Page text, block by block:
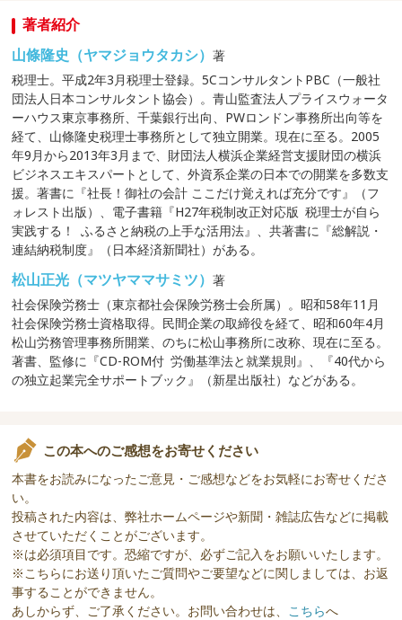
著者紹介
山條隆史（ヤマジョウタカシ）著
税理士。平成2年3月税理士登録。5CコンサルタントPBC（一般社
団法人日本コンサルタント協会）。青山監査法人プライスウォータ
ーハウス東京事務所、千葉銀行出向、PWロンドン事務所出向等を
経て、山條隆史税理士事務所として独立開業。現在に至る。2005
年9月から2013年3月まで、財団法人横浜企業経営支援財団の横浜
ビジネスエキスパートとして、外資系企業の日本での開業を多数支
援。著書に『社長！御社の会計 ここだけ覚えれば充分です』（フ
ォレスト出版）、電子書籍『H27年税制改正対応版 税理士が自ら
実践する！ ふるさと納税の上手な活用法』、共著書に『総解説・
連結納税制度』（日本経済新聞社）がある。
松山正光（マツヤママサミツ）著
社会保険労務士（東京都社会保険労務士会所属）。昭和58年11月
社会保険労務士資格取得。民間企業の取締役を経て、昭和60年4月
松山労務管理事務所開業、のちに松山事務所に改称、現在に至る。
著書、監修に『CD-ROM付 労働基準法と就業規則』、『40代から
の独立起業完全サポートブック』（新星出版社）などがある。
この本へのご感想をお寄せください
本書をお読みになったご意見・ご感想などをお気軽にお寄せくださ
い。
投稿された内容は、弊社ホームページや新聞・雑誌広告などに掲載
させていただくことがございます。
※は必須項目です。恐縮ですが、必ずご記入をお願いいたします。
※こちらにお送り頂いたご質問やご要望などに関しましては、お返
事することができません。
あしからず、ご了承ください。お問い合わせは、 こちらへ